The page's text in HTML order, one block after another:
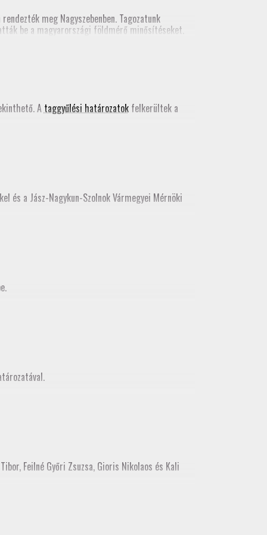
meg Nagyszebenben. Tagozatunk
be a magyarországi földmérő minősítéseket.
A taggyűlési határozatokfelkerültek a
és a Jász-Nagykun-Szolnok Vármegyei Mérnöki
Feilné Győri Zsuzsa, Gioris Nikolaos és Kali